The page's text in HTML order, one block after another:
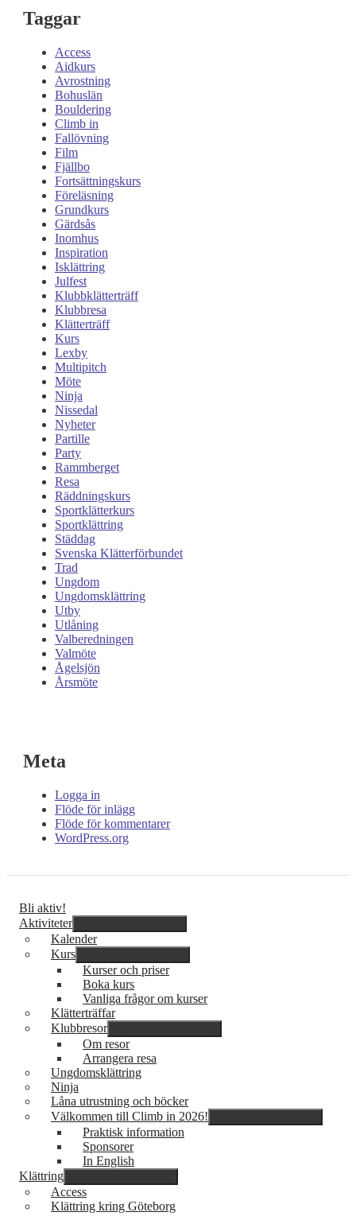
Taggar
Access
Aidkurs
Avrostning
Bohuslän
Bouldering
Climb in
Fallövning
Film
Fjällbo
Fortsättningskurs
Föreläsning
Grundkurs
Gärdsås
Inomhus
Inspiration
Isklättring
Julfest
Klubbklätterträff
Klubbresa
Klätterträff
Kurs
Lexby
Multipitch
Möte
Ninja
Nissedal
Nyheter
Partille
Party
Rammberget
Resa
Räddningskurs
Sportklätterkurs
Sportklättring
Städdag
Svenska Klätterförbundet
Trad
Ungdom
Ungdomsklättring
Utby
Utlåning
Valberedningen
Valmöte
Ågelsjön
Årsmöte
Meta
Logga in
Flöde för inlägg
Flöde för kommentarer
WordPress.org
Bli aktiv!
Aktiviteter
Kalender
Kurs
Kurser och priser
Boka kurs
Vanliga frågor om kurser
Klätterträffar
Klubbresor
Om resor
Arrangera resa
Ungdomsklättring
Ninja
Låna utrustning och böcker
Välkommen till Climb in 2026!
Praktisk information
Sponsorer
In English
Klättring
Access
Klättring kring Göteborg